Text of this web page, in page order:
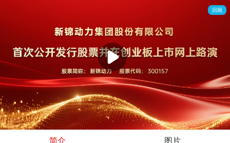
回顾
简介 图片